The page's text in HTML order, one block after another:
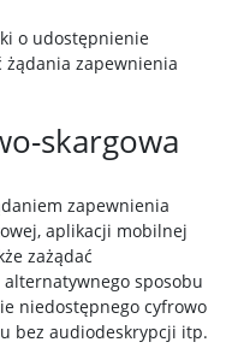
o udostępnienie
żądania zapewnienia
skargowa
zapewnienia
aplikacji mobilnej
zażądać
sposobu
niedostępnego cyfrowo
bez audiodeskrypcji itp.